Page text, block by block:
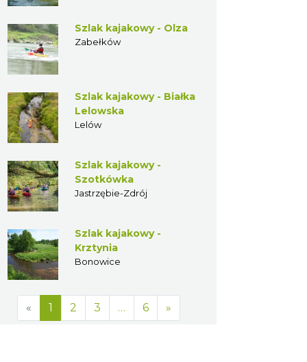
Szlak kajakowy - Olza
Zabełków
Szlak kajakowy - Białka
Lelowska
Lelów
Szlak kajakowy -
Szotkówka
Jastrzębie-Zdrój
Szlak kajakowy -
Krztynia
Bonowice
« 1 2 3 … 6 »